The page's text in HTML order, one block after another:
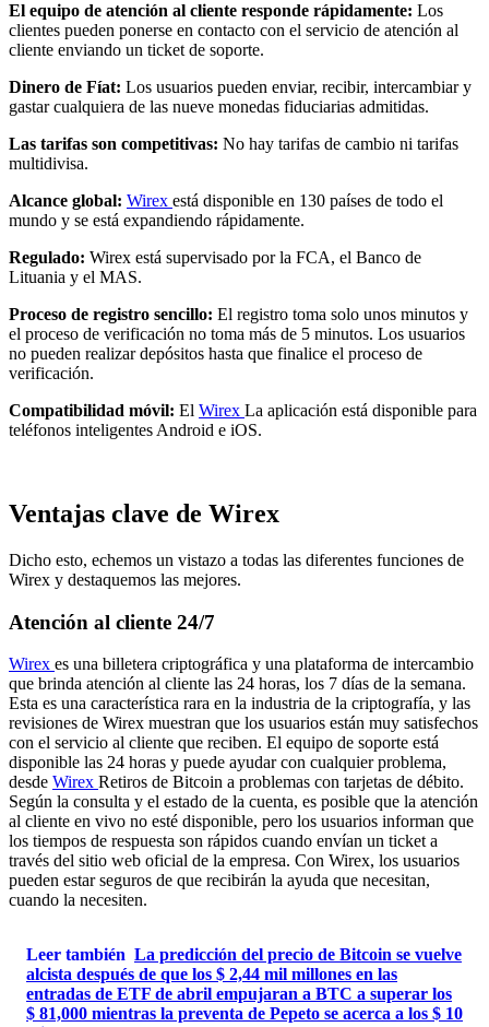
El equipo de atención al cliente responde rápidamente: Los
clientes pueden ponerse en contacto con el servicio de atención al
cliente enviando un ticket de soporte.
Dinero de Fíat: Los usuarios pueden enviar, recibir, intercambiar y
gastar cualquiera de las nueve monedas fiduciarias admitidas.
Las tarifas son competitivas: No hay tarifas de cambio ni tarifas
multidivisa.
Alcance global: Wirex está disponible en 130 países de todo el
mundo y se está expandiendo rápidamente.
Regulado: Wirex está supervisado por la FCA, el Banco de
Lituania y el MAS.
Proceso de registro sencillo: El registro toma solo unos minutos y
el proceso de verificación no toma más de 5 minutos. Los usuarios
no pueden realizar depósitos hasta que finalice el proceso de
verificación.
Compatibilidad móvil: El Wirex La aplicación está disponible para
teléfonos inteligentes Android e iOS.
Ventajas clave de Wirex
Dicho esto, echemos un vistazo a todas las diferentes funciones de
Wirex y destaquemos las mejores.
Atención al cliente 24/7
Wirex es una billetera criptográfica y una plataforma de intercambio
que brinda atención al cliente las 24 horas, los 7 días de la semana.
Esta es una característica rara en la industria de la criptografía, y las
revisiones de Wirex muestran que los usuarios están muy satisfechos
con el servicio al cliente que reciben. El equipo de soporte está
disponible las 24 horas y puede ayudar con cualquier problema,
desde Wirex Retiros de Bitcoin a problemas con tarjetas de débito.
Según la consulta y el estado de la cuenta, es posible que la atención
al cliente en vivo no esté disponible, pero los usuarios informan que
los tiempos de respuesta son rápidos cuando envían un ticket a
través del sitio web oficial de la empresa. Con Wirex, los usuarios
pueden estar seguros de que recibirán la ayuda que necesitan,
cuando la necesiten.
Leer también La predicción del precio de Bitcoin se vuelve
alcista después de que los $ 2,44 mil millones en las
entradas de ETF de abril empujaran a BTC a superar los
$ 81,000 mientras la preventa de Pepeto se acerca a los $ 10